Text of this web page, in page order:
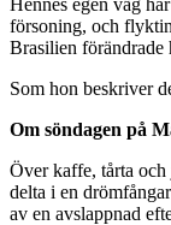
Hennes egen väg
försoning, och
Brasilien förändrade
Som hon beskriver
Om söndagen på
Över kaffe, tårta och
delta i en
av en avslappnad